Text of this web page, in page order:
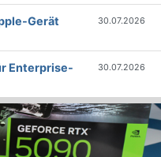
Gerät
30.07.2026
Enterprise-
30.07.2026